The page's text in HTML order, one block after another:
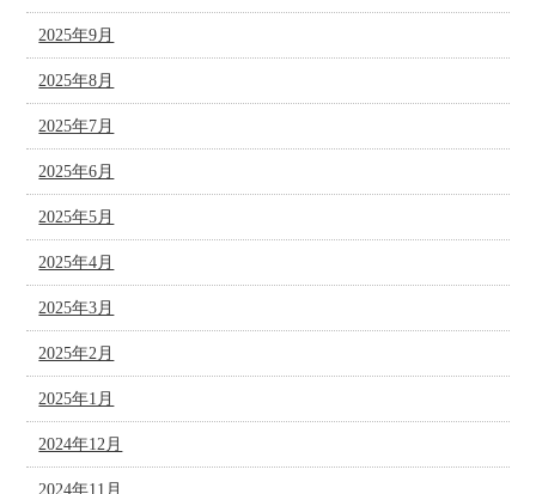
2025年9月
2025年8月
2025年7月
2025年6月
2025年5月
2025年4月
2025年3月
2025年2月
2025年1月
2024年12月
2024年11月